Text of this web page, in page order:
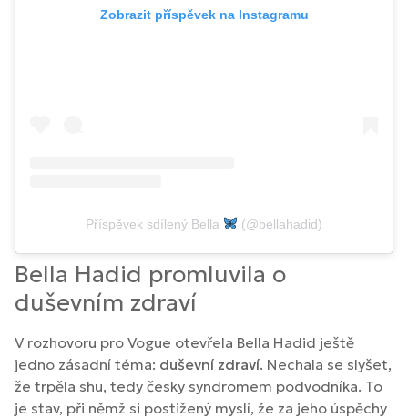
Zobrazit příspěvek na Instagramu
Příspěvek sdílený Bella (@bellahadid)
Bella Hadid promluvila o
duševním zdraví
V rozhovoru pro Vogue otevřela Bella Hadid ještě
jedno zásadní téma: duševní zdraví. Nechala se slyšet,
že trpěla shu, tedy česky syndromem podvodníka. To
je stav, při němž si postižený myslí, že za jeho úspěchy